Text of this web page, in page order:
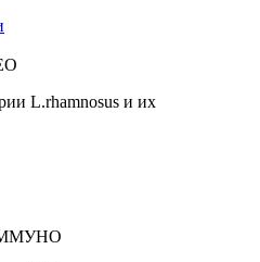
L.rhamnosus и их